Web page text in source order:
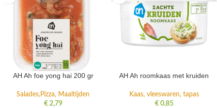
AH Ah foe yong hai 200 gr
Salades,Pizza, Maaltijden
€2,79
AH Ah roomkaas met kruiden
Kaas, vleeswaren, tapas
€0,85